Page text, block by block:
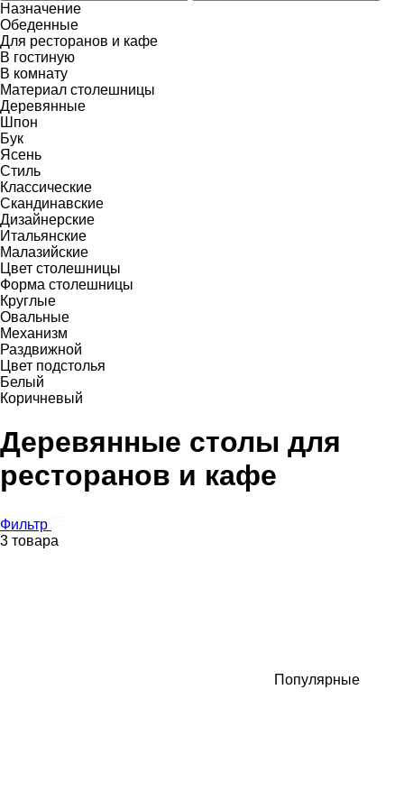
Назначение
Обеденные
Для ресторанов и кафе
В гостиную
В комнату
Материал столешницы
Деревянные
Шпон
Бук
Ясень
Стиль
Классические
Скандинавские
Дизайнерские
Итальянские
Малазийские
Цвет столешницы
Форма столешницы
Круглые
Овальные
Механизм
Раздвижной
Цвет подстолья
Белый
Коричневый
Деревянные столы для
ресторанов и кафе
Фильтр
3 товара
Популярные